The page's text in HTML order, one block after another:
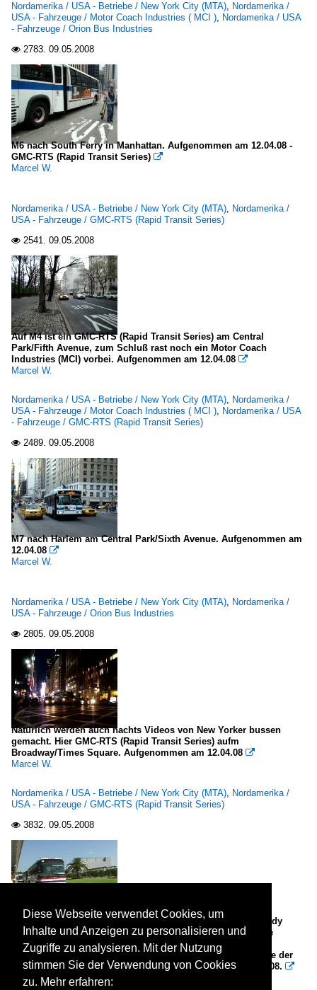
Nordamerika / USA - Betriebe / New York City (MTA), Nordamerika /
USA - Fahrzeuge / Motor Coach Industries ( MCI ), Nordamerika / USA
- Fahrzeuge / Orion Bus Industries
 2783. 09.05.2008
M6 nach South Ferry in Manhattan. Aufgenommen am 12.04.08 -
GMC-RTS (Rapid Transit Series) 
Marcel W.
Nordamerika / USA - Betriebe / New York City (MTA), Nordamerika /
USA - Fahrzeuge / GMC-RTS (Rapid Transit Series)
 2541. 09.05.2008
Auf M4 ist ein GMC-RTS (Rapid Transit Series) am Central
Park/Fifth Avenue, zum Schluß rast noch ein Motor Coach
Industries (MCI) vorbei. Aufgenommen am 12.04.08 
Marcel W.
Nordamerika / USA - Betriebe / New York City (MTA), Nordamerika /
USA - Fahrzeuge / Motor Coach Industries ( MCI ), Nordamerika / USA
- Fahrzeuge / GMC-RTS (Rapid Transit Series)
 2489. 09.05.2008
M7 nach Harlem am Central Park/Sixth Avenue. Aufgenommen am
12.04.08 
Marcel W.
Nordamerika / USA - Betriebe / New York City (MTA), Nordamerika /
USA - Fahrzeuge / Orion Bus Industries
 2805. 09.05.2008
Natürlich werden auch nachts Videos von New Yorker bussen
gemacht. Hier GMC-RTS (Rapid Transit Series) aufm
Broadway/Times Square. Aufgenommen am 12.04.08 
Marcel W.
Nordamerika / USA - Betriebe / New York City (MTA), Nordamerika /
USA - Fahrzeuge / GMC-RTS (Rapid Transit Series)
 3832. 09.05.2008
Motor Coach Industries (MCI) D4500 eingestellt beim Kennedy
Space Center in Florida, Wagen # 46. Die Busse bringen die
Besucher auf den Areal des Kennedy Space Center zu den
verschiedenen Besichtigungspunkten. Aufgenommen wurde der
Bus bei der Abfahrt am Besucherzentrum am 2. Oktober 2008. 
Ulrich Slovig
Diese Webseite verwendet Cookies, um
Inhalte und Anzeigen zu personalisieren und
Zugriffe zu analysieren. Mit der Nutzung
stimmen Sie der Verwendung von Cookies
zu. Mehr erfahren: